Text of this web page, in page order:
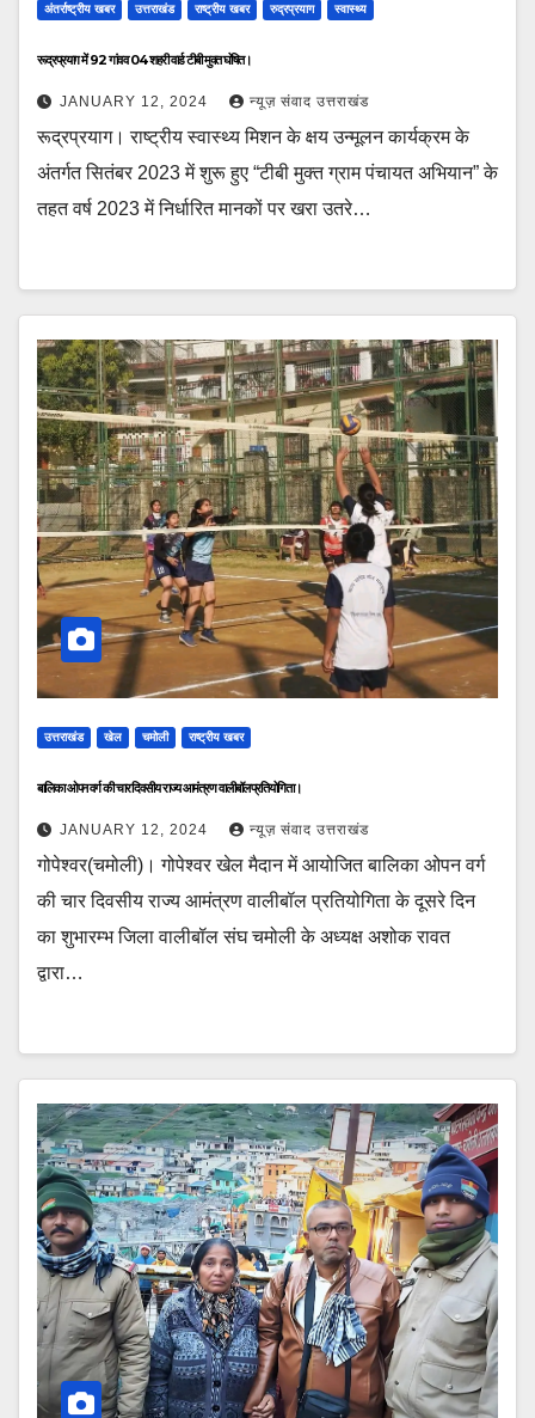
अंतर्राष्ट्रीय खबर उत्तराखंड राष्ट्रीय खबर रुद्रप्रयाग स्वास्थ्य
रूद्रप्रयाग में 92 गांव व 04 शहरी वार्ड टीबी मुक्त घोषित।
JANUARY 12, 2024 न्यूज़ संवाद उत्तराखंड
रूद्रप्रयाग। राष्ट्रीय स्वास्थ्य मिशन के क्षय उन्मूलन कार्यक्रम के
अंतर्गत सितंबर 2023 में शुरू हुए “टीबी मुक्त ग्राम पंचायत अभियान” के
तहत वर्ष 2023 में निर्धारित मानकों पर खरा उतरे…
उत्तराखंड खेल चमोली राष्ट्रीय खबर
बालिका ओपन वर्ग की चार दिवसीय राज्य आमंत्रण वालीबॉल प्रतियोगिता।
JANUARY 12, 2024 न्यूज़ संवाद उत्तराखंड
गोपेश्वर(चमोली)। गोपेश्वर खेल मैदान में आयोजित बालिका ओपन वर्ग
की चार दिवसीय राज्य आमंत्रण वालीबॉल प्रतियोगिता के दूसरे दिन
का शुभारम्भ जिला वालीबॉल संघ चमोली के अध्यक्ष अशोक रावत
द्वारा…